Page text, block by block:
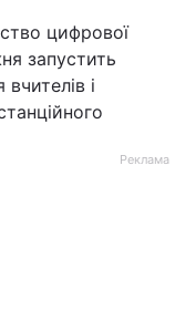
цифрової
запустить
і
Реклама